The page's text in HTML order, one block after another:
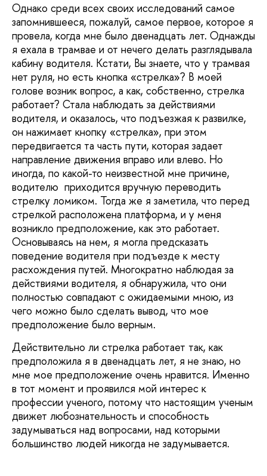
Однако среди всех своих исследований самое
запомнившееся, пожалуй, самое первое, которое я
провела, когда мне было двенадцать лет. Однажды
я ехала в трамвае и от нечего делать разглядывала
кабину водителя. Кстати, Вы знаете, что у трамвая
нет руля, но есть кнопка «стрелка»? В моей
голове возник вопрос, а как, собственно, стрелка
работает? Стала наблюдать за действиями
водителя, и оказалось, что подъезжая к развилке,
он нажимает кнопку «стрелка», при этом
передвигается та часть пути, которая задает
направление движения вправо или влево. Но
иногда, по какой-то неизвестной мне причине,
водителю приходится вручную переводить
стрелку ломиком. Тогда же я заметила, что перед
стрелкой расположена платформа, и у меня
возникло предположение, как это работает.
Основываясь на нем, я могла предсказать
поведение водителя при подъезде к месту
расхождения путей. Многократно наблюдая за
действиями водителя, я обнаружила, что они
полностью совпадают с ожидаемыми мною, из
чего можно было сделать вывод, что мое
предположение было верным.
Действительно ли стрелка работает так, как
предположила я в двенадцать лет, я не знаю, но
мне мое предположение очень нравится. Именно
в тот момент и проявился мой интерес к
профессии ученого, потому что настоящим ученым
движет любознательность и способность
задумываться над вопросами, над которыми
большинство людей никогда не задумывается.